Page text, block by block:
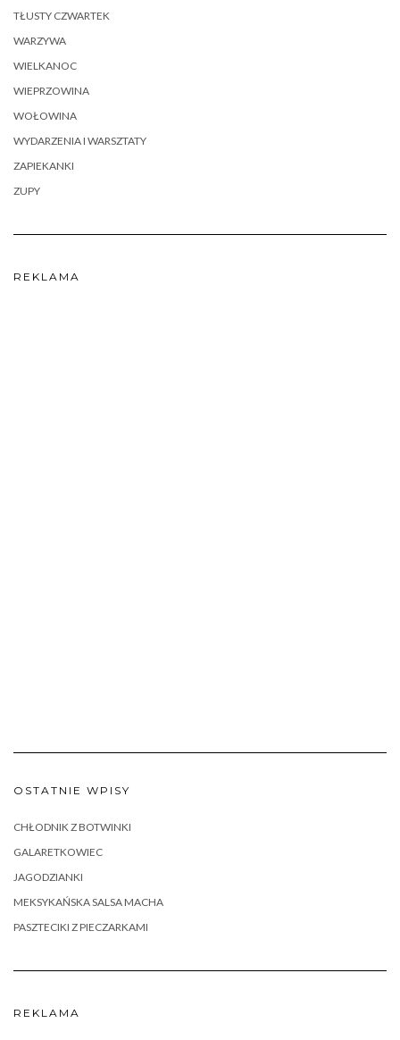
TŁUSTY CZWARTEK
WARZYWA
WIELKANOC
WIEPRZOWINA
WOŁOWINA
WYDARZENIA I WARSZTATY
ZAPIEKANKI
ZUPY
REKLAMA
OSTATNIE WPISY
CHŁODNIK Z BOTWINKI
GALARETKOWIEC
JAGODZIANKI
MEKSYKAŃSKA SALSA MACHA
PASZTECIKI Z PIECZARKAMI
REKLAMA